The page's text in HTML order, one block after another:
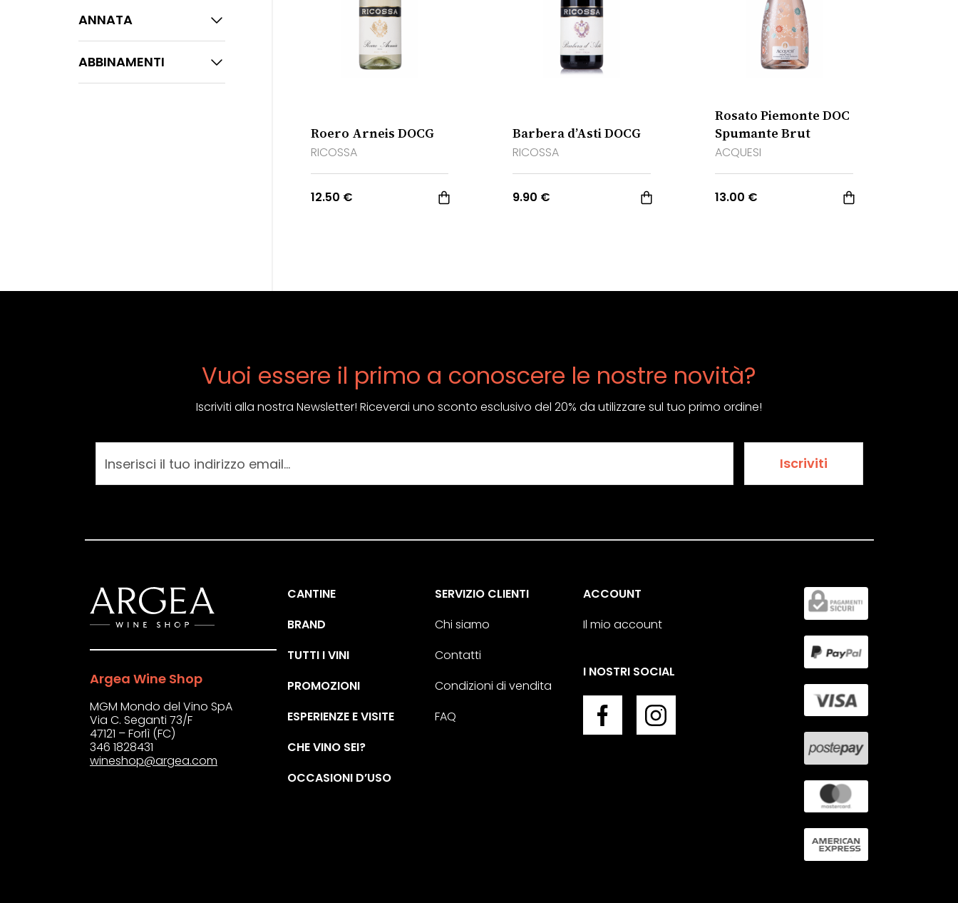
ANNATA
ABBINAMENTI
Roero Arneis DOCG
RICOSSA
12.50 €
Barbera d’Asti DOCG
RICOSSA
9.90 €
Rosato Piemonte DOC
Spumante Brut
ACQUESI
13.00 €
Vuoi essere il primo a conoscere le nostre novità?
Iscriviti alla nostra Newsletter! Riceverai uno sconto esclusivo del 20% da utilizzare sul tuo primo ordine!
Iscriviti
Argea Wine Shop
MGM Mondo del Vino SpA
Via C. Seganti 73/F
47121 – Forlì (FC)
346 1828431
wineshop@argea.com
CANTINE
BRAND
TUTTI I VINI
PROMOZIONI
ESPERIENZE E VISITE
CHE VINO SEI?
OCCASIONI D’USO
SERVIZIO CLIENTI
Chi siamo
Contatti
Condizioni di vendita
FAQ
ACCOUNT
Il mio account
I NOSTRI SOCIAL